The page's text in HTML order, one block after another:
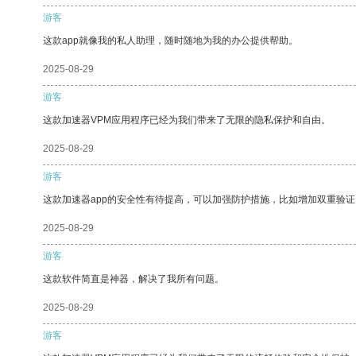
游客
这款app就像我的私人助理，随时随地为我的办公提供帮助。
2025-08-29
游客
这款加速器VPM应用程序已经为我们带来了无限的隐私保护和自由。
2025-08-29
游客
这款加速器app的安全性有待提高，可以加强防护措施，比如增加双重验
2025-08-29
游客
这款软件简直是神器，解决了我所有问题。
2025-08-29
游客